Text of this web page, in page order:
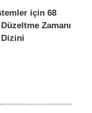
için 68
Zamanı